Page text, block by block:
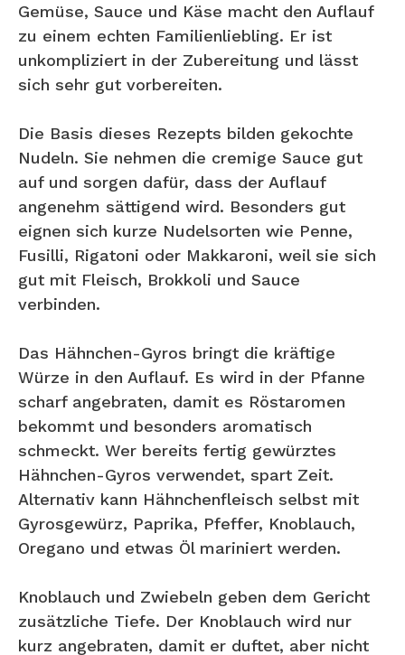
Gemüse, Sauce und Käse macht den Auflauf
zu einem echten Familienliebling. Er ist
unkompliziert in der Zubereitung und lässt
sich sehr gut vorbereiten.
Die Basis dieses Rezepts bilden gekochte
Nudeln. Sie nehmen die cremige Sauce gut
auf und sorgen dafür, dass der Auflauf
angenehm sättigend wird. Besonders gut
eignen sich kurze Nudelsorten wie Penne,
Fusilli, Rigatoni oder Makkaroni, weil sie sich
gut mit Fleisch, Brokkoli und Sauce
verbinden.
Das Hähnchen-Gyros bringt die kräftige
Würze in den Auflauf. Es wird in der Pfanne
scharf angebraten, damit es Röstaromen
bekommt und besonders aromatisch
schmeckt. Wer bereits fertig gewürztes
Hähnchen-Gyros verwendet, spart Zeit.
Alternativ kann Hähnchenfleisch selbst mit
Gyrosgewürz, Paprika, Pfeffer, Knoblauch,
Oregano und etwas Öl mariniert werden.
Knoblauch und Zwiebeln geben dem Gericht
zusätzliche Tiefe. Der Knoblauch wird nur
kurz angebraten, damit er duftet, aber nicht